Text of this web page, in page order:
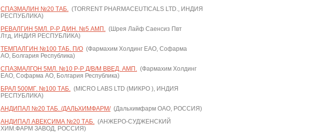
СПАЗМАЛИН №20 ТАБ. (TORRENT PHARMACEUTICALS LTD., ИНДИЯ
РЕСПУБЛИКА)
РЕВАЛГИН 5МЛ. Р-Р Д/ИН. №5 АМП. (Шрея Лайф Саенсиз Пвт
Лтд, ИНДИЯ РЕСПУБЛИКА)
ТЕМПАЛГИН №100 ТАБ. П/О (Фармахим Холдинг ЕАО, Софарма
АО, Болгария Республика)
СПАЗМАЛГОН 5МЛ. №10 Р-Р Д/В/М ВВЕД. АМП. (Фармахим Холдинг
ЕАО, Софарма АО, Болгария Республика)
БРАЛ 500МГ. №100 ТАБ. (MICRO LABS LTD (МИКРО ), ИНДИЯ
РЕСПУБЛИКА)
АНДИПАЛ №20 ТАБ. /ДАЛЬХИМФАРМ/(Дальхимфарм ОАО, РОССИЯ)
АНДИПАЛ АВЕКСИМА №20 ТАБ. (АНЖЕРО-СУДЖЕНСКИЙ
ХИМ.ФАРМ ЗАВОД, РОССИЯ)